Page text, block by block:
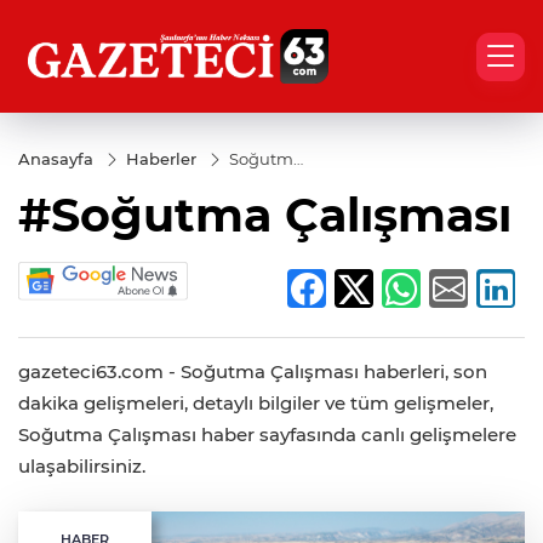
Anasayfa Haberler
Soğutma
#Soğutma Çalışması
gazeteci63.com - Soğutma Çalışması haberleri, son
dakika gelişmeleri, detaylı bilgiler ve tüm gelişmeler,
Soğutma Çalışması haber sayfasında canlı gelişmelere
ulaşabilirsiniz.